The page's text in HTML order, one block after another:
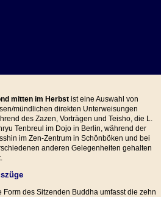
mitten im Herbst ist eine Auswahl von
mündlichen direkten Unterweisungen
des Zazen, Vorträgen und Teisho, die L.
Tenbreul im Dojo in Berlin, während der
im Zen-Zentrum in Schönböken und bei
anderen Gelegenheiten gehalten
Form des Sitzenden Buddha umfasst die zehn